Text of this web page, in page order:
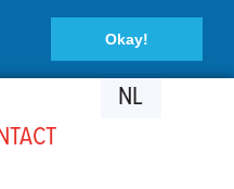
Okay!
NL